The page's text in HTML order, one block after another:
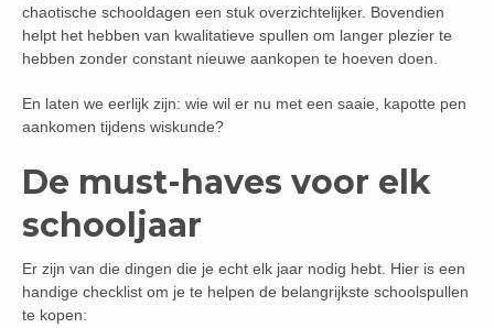
chaotische schooldagen een stuk overzichtelijker. Bovendien
helpt het hebben van kwalitatieve spullen om langer plezier te
hebben zonder constant nieuwe aankopen te hoeven doen.
En laten we eerlijk zijn: wie wil er nu met een saaie, kapotte pen
aankomen tijdens wiskunde?
De must-haves voor elk
schooljaar
Er zijn van die dingen die je echt elk jaar nodig hebt. Hier is een
handige checklist om je te helpen de belangrijkste schoolspullen
te kopen: